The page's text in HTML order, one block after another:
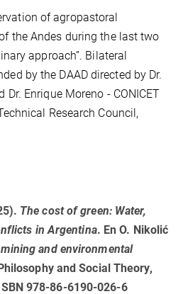
of agropastoral
the Andes during the last two
approach”. Bilateral
by the DAAD directed by Dr.
Dr. Enrique Moreno - CONICET
Research Council,
The cost of green: Water,
in Argentina. En O. Nikolić
and environmental
and Social Theory,
978-86-6190-026-6